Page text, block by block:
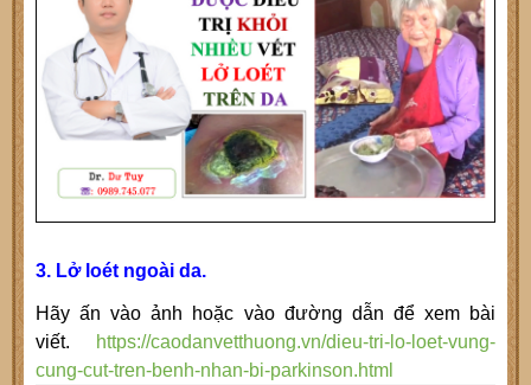
3. Lở loét ngoài da.
Hãy ấn vào ảnh hoặc vào đường dẫn để xem bài
viết.
https://caodanvetthuong.vn/dieu-tri-lo-loet-vung-
cung-cut-tren-benh-nhan-bi-parkinson.html